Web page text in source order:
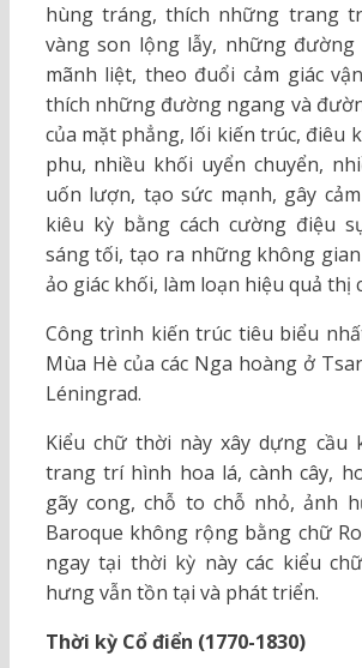
hùng tráng, thích những trang
vàng son lộng lẫy, những
mãnh liệt, theo đuổi cảm giác
thích những đường ngang và
của mặt phẳng, lối kiến trúc, điêu
phu, nhiều khối uyển chuyển,
uốn lượn, tạo sức mạnh, gây
kiêu kỳ bằng cách cường điệu
sáng tối, tạo ra những không
ảo giác khối, làm loạn hiệu quả thị
Công trình kiến trúc tiêu biểu
Mùa Hè của các Nga hoàng ở
Léningrad.
Kiểu chữ thời này xây dựng cầu
trang trí hình hoa lá, cành cây,
gãy cong, chỗ to chỗ nhỏ, ảnh
Baroque không rộng bằng chữ
ngay tại thời kỳ này các kiểu
hưng vẫn tồn tại và phát triển.
Thời kỳ Cổ điển (1770-1830)